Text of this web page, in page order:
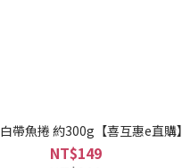
帶魚捲 約300g【喜互惠e直購】
NT$149